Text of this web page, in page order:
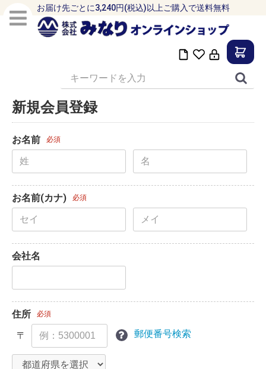
お届け先ごとに3,240円(税込)以上ご購入で送料無料
新規会員登録
お名前 必須
お名前(カナ) 必須
会社名
住所 必須
〒 郵便番号検索